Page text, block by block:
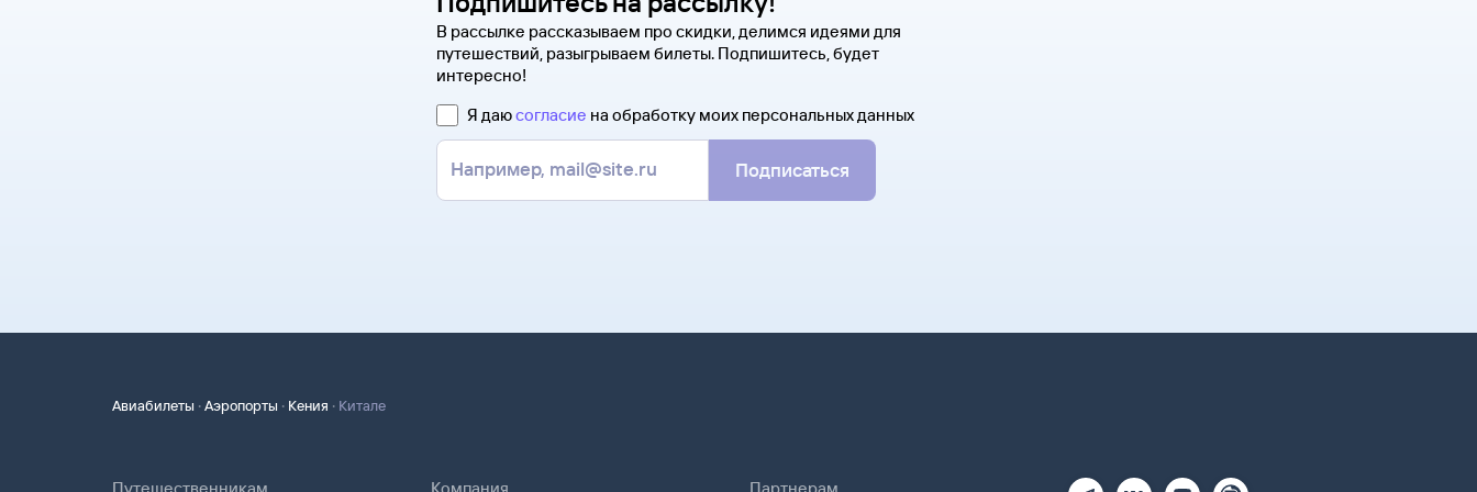
В рассылке рассказываем про скидки, делимся идеями для
путешествий, разыгрываем билеты. Подпишитесь, будет
интересно!
Я даюсогласие на обработку моих персональных данных
Подписаться
Авиабилеты ·Аэропорты · Кения · Китале